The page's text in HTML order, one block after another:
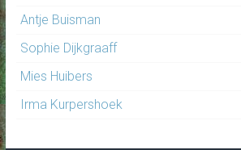
Antje Buisman
Sophie Dijkgraaff
Mies Huibers
Irma Kurpershoek